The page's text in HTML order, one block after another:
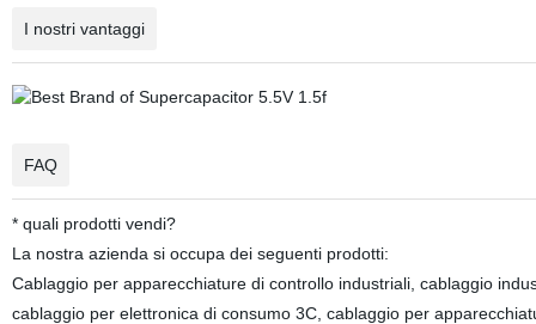
I nostri vantaggi
FAQ
* quali prodotti vendi?
La nostra azienda si occupa dei seguenti prodotti:
Cablaggio per apparecchiature di controllo industriali, cablaggio
cablaggio per elettronica di consumo 3C, cablaggio per